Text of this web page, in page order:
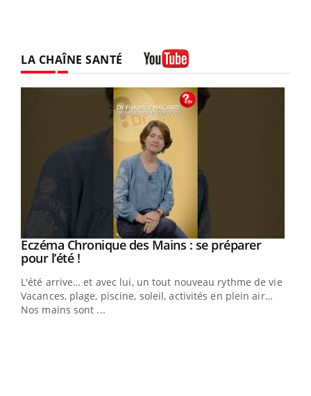
LA CHAÎNE SANTÉ
Youtube
Eczéma Chronique des Mains : se préparer
pour l’été !Youtube
L'été arrive… et avec lui, un tout nouveau rythme de vie !
Vacances, plage, piscine, soleil, activités en plein air…
Nos mains sont ...